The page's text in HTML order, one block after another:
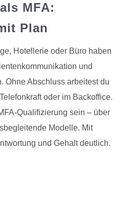
MFA:
Plan
Hotellerie oder Büro haben
und
Ohne Abschluss arbeitest du
oder im Backoffice.
Qualifizierung sein – über
Modelle. Mit
und Gehalt deutlich.